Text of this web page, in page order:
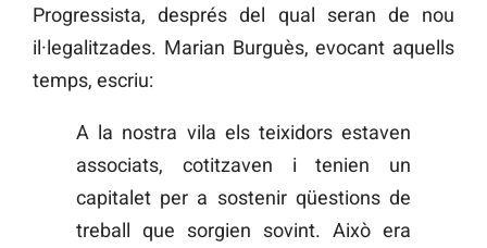
Progressista, després del qual seran de nou
il·legalitzades. Marian Burguès, evocant aquells
temps, escriu:
A la nostra vila els teixidors estaven
associats, cotitzaven i tenien un
capitalet per a sostenir qüestions de
treball que sorgien sovint. Això era